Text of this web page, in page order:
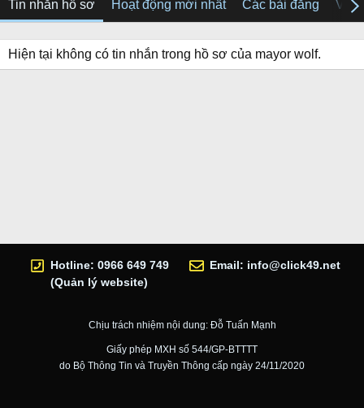
Tin nhắn hồ sơ Hoạt động mới nhất Các bài đăng Về
Hiện tại không có tin nhắn trong hồ sơ của mayor wolf.
Hotline: 0966 649 749
(Quản lý website)
Email: info@click49.net
Chịu trách nhiệm nội dung: Đỗ Tuấn Mạnh
Giấy phép MXH số 544/GP-BTTTT
do Bộ Thông Tin và Truyền Thông cấp ngày 24/11/2020